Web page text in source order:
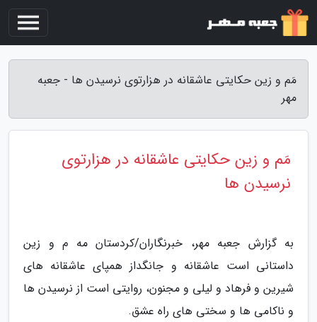
مَم و زین حکایتی عاشقانه در هزارتوی نرسیدن ها - جعبه
مهر
مَم و زین حکایتی عاشقانه در هزارتوی
نرسیدن ها
به گزارش جعبه مهر، خبرنگاران/کردستان مه م و زین
داستانی است عاشقانه و جانگداز همپای عاشقانه های
شیرین و فرهاد و لیلی و مجنون، روایتی است از نرسیدن ها
و ناکامی ها و سختی های راه عشق.